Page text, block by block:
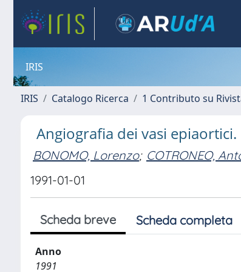
IRIS
IRIS Catalogo Ricerca 1 Contributo su
Angiografia dei vasi epiaortici.
BONOMO, Lorenzo; COTRONEO,
1991-01-01
Scheda breve Scheda completa
Anno
1991